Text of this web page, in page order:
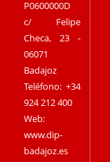
P0600000D
c/ Felipe
Checa, 23 -
06071
Badajoz
Teléfono: +34
924 212 400
Web:
www.dip-
badajoz.es